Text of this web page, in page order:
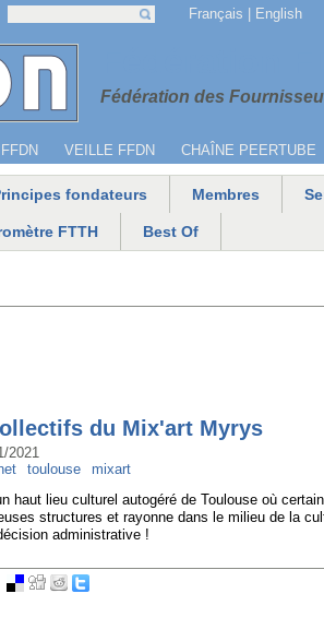
Jump to navigation
Fédération des
VEILLE FFDN CHAÎNE PEERTUBE
Français English
fondateurs Membres
FTTH Best Of
du Mix'art Myrys
2021
toulouse
mixart
haut lieu culturel autogéré de Toulouse où
structures et rayonne dans le milieu de la
administrative !